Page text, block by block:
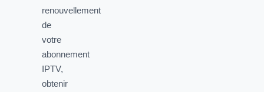
renouvellement
de
votre
abonnement
IPTV,
obtenir